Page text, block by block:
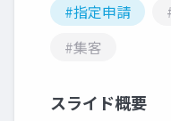
#指定申請
#集客
スライド概要